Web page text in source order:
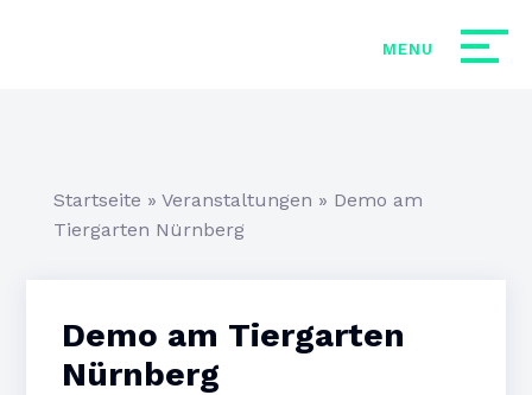
Startseite » Veranstaltungen » Demo am
Tiergarten Nürnberg
Demo am Tiergarten
Nürnberg